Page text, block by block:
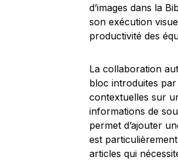
d’images dans la
son exécution
productivité des
La collaboration
bloc introduites par
contextuelles sur
informations de
permet d’ajouter
est
articles qui